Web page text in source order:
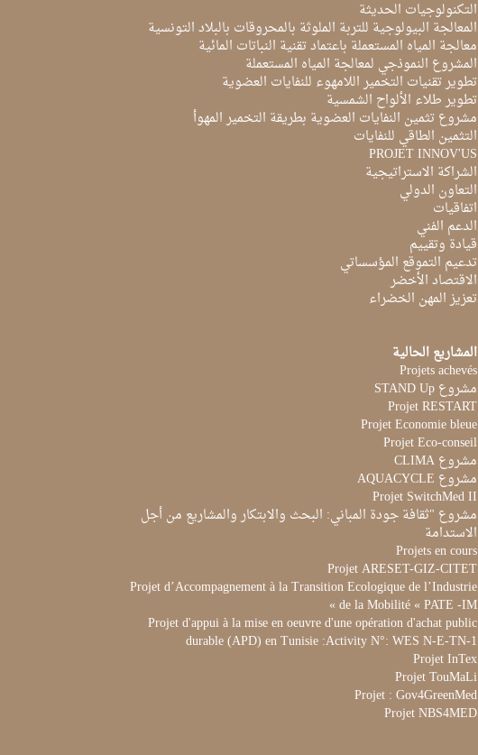
التكنولوجيات الحديثة
المعالجة البيولوجية للتربة الملوثة بالمحروقات بالبلاد التونسية
معالجة المياه المستعملة باعتماد تقنية النباتات المائية
المشروع النموذجي لمعالجة المياه المستعملة
تطوير تقنيات التخمير اللامهوء للنفايات العضوية
تطوير طلاء الألواح الشمسية
مشروع تثمين النفايات العضوية بطريقة التخمير المهوأ
التثمين الطاقي للنفايات
PROJET INNOV'US
الشراكة الاستراتيجية
التعاون الدولي
اتفاقيات
الدعم الفني
قيادة وتقييم
تدعيم التموقع المؤسساتي
الاقتصاد الأخضر
تعزيز المهن الخضراء
المشاريع الحالية
Projets achevés
مشروع STAND Up
Projet RESTART
Projet Economie bleue
Projet Eco-conseil
مشروع CLIMA
مشروع AQUACYCLE
Projet SwitchMed II
مشروع "ثقافة جودة المباني: البحث والابتكار والمشاريع من أجل
الاستدامة
Projets en cours
Projet ARESET-GIZ-CITET
Projet d’Accompagnement à la Transition Ecologique de l’Industrie
de la Mobilité « PATE -IM »
Projet d'appui à la mise en oeuvre d'une opération d'achat public
durable (APD) en Tunisie :Activity N°: WES N-E-TN-1
Projet InTex
Projet TouMaLi
Projet : Gov4GreenMed
Projet NBS4MED